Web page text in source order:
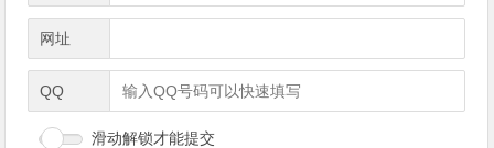
网址
QQ
滑动解锁才能提交